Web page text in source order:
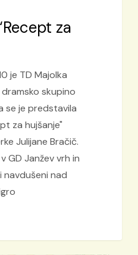
za
je TD Majolka
skupino
se je predstavila
za hujšanje"
Julijane Bračič.
GD Janžev vrh in
navdušeni nad